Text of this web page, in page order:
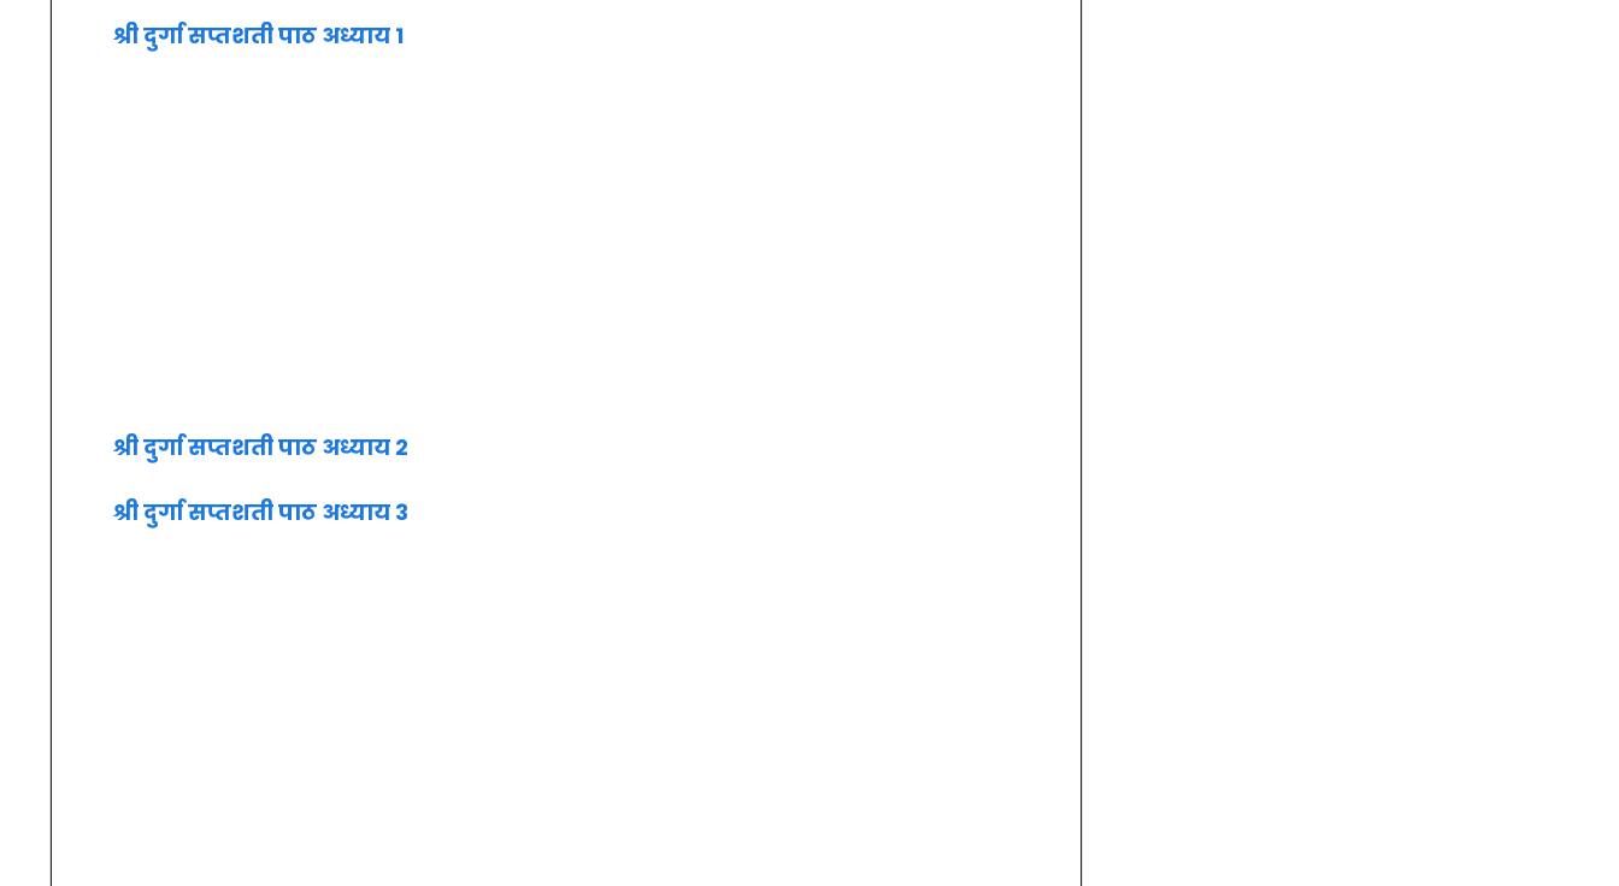
श्री दुर्गा सप्तशती पाठ अध्याय 1
श्री दुर्गा सप्तशती पाठ अध्याय 2
श्री दुर्गा सप्तशती पाठ अध्याय 3